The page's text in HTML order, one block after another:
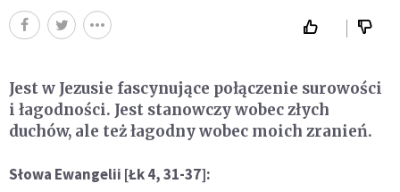
Jest w Jezusie fascynujące połączenie surowości
i łagodności. Jest stanowczy wobec złych
duchów, ale też łagodny wobec moich zranień.
Słowa Ewangelii [Łk 4, 31-37]: